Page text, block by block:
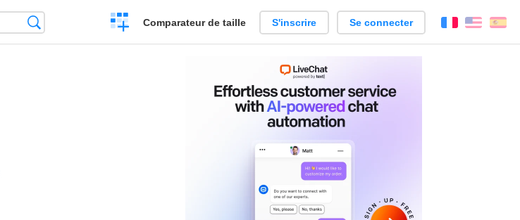
Créer
un
Comparateur de taille S'inscrire Se connecter FrançaisEnglish